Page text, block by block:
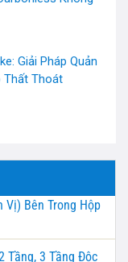
Giải Pháp Quản
Thất Thoát
Vị) Bên Trong Hộp
Tầng, 3 Tầng Độc